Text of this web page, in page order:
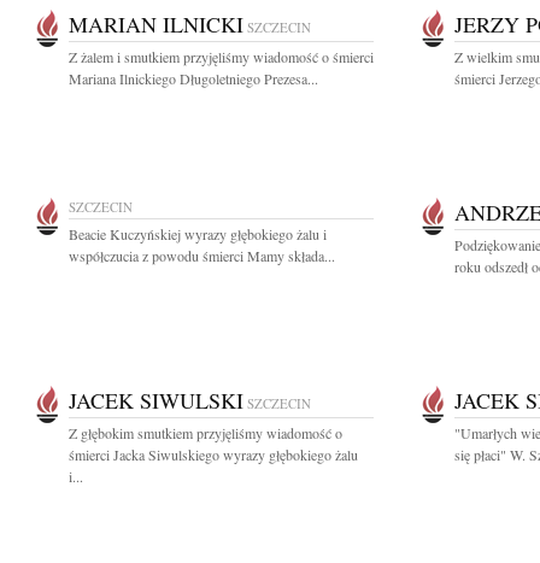
MARIAN ILNICKI SZCZECIN
Z żalem i smutkiem przyjęliśmy wiadomość o śmierci
Mariana Ilnickiego Długoletniego Prezesa...
JERZY
Z wielkim
śmierci
SZCZECIN
Beacie Kuczyńskiej wyrazy głębokiego żalu i
współczucia z powodu śmierci Mamy składa...
roku odszedł
JACEK SIWULSKI SZCZECIN
Z głębokim smutkiem przyjęliśmy wiadomość o
śmierci Jacka Siwulskiego wyrazy głębokiego żalu
i...
JACEK
"Umarłych
się płaci" W.